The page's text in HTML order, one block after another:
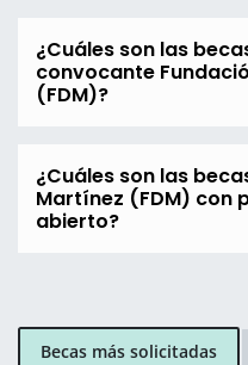
¿Cuáles son las
convocante
(FDM)?
¿Cuáles son las
Martínez (FDM) con
abierto?
Becas más solicitadas